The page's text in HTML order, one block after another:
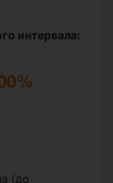
интервала:
(до